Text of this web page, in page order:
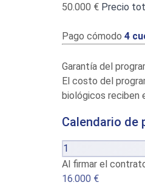
50.000 € Precio
Pago cómodo 4
Garantía del
El costo del
biológicos reciben
Calendario de
1
Al firmar el
16.000 €